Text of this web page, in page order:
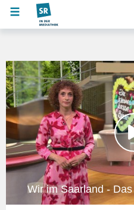
Wir im Saarland -